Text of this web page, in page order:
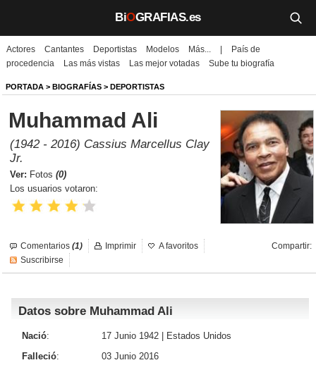
BiOGRAFIAS.es
Biografías
Películas
TV
Música
Un día como hoy
Videos
Galerías
Noticias
Iniciar sesión
Actores Cantantes Deportistas Modelos Más...
País de
procedencia
Las más vistas Las mejor votadas Sube tu biografía
PORTADA > BIOGRAFÍAS > DEPORTISTAS
Muhammad Ali
(1942 - 2016) Cassius Marcellus Clay
Jr.
Ver: Fotos (0)
Los usuarios votaron:
Comentarios (1) Compartir:
Imprimir
A favoritos
Suscribirse
Datos sobre Muhammad Ali
Nació: 17 Junio 1942 |
Estados Unidos
Falleció:
03 Junio 2016